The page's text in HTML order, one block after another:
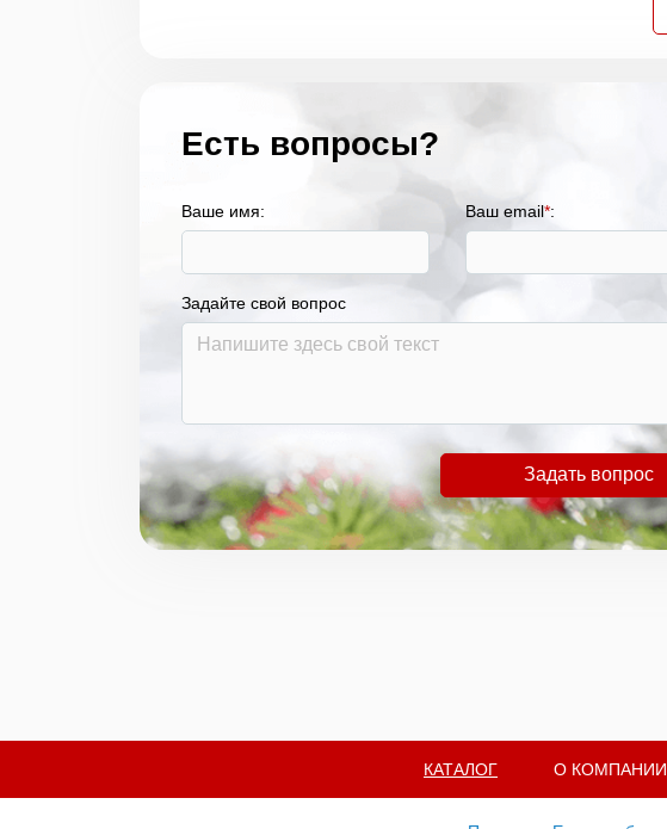
Есть вопросы?
Ваше имя: Ваш email*:
Задайте свой вопрос
Задать вопрос
КАТАЛОГ О КОМПАНИИ